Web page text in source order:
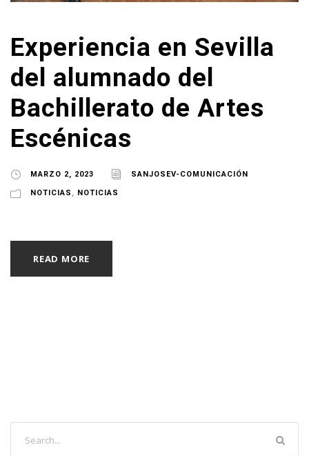
Experiencia en Sevilla
del alumnado del
Bachillerato de Artes
Escénicas
MARZO 2, 2023 SANJOSEV-COMUNICACIÓN
NOTICIAS , NOTICIAS
READ MORE